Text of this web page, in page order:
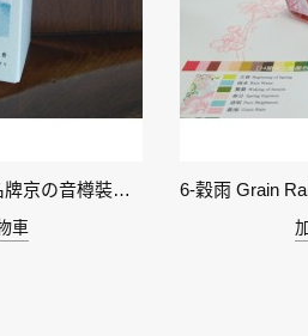
KO-0107 秘色 -日本名牌京の音樽裝鋼筆墨水 4573356130234 - 40ml
車